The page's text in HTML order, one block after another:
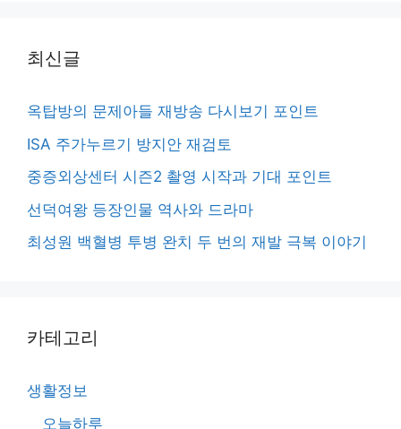
최신글
옥탑방의 문제아들 재방송 다시보기 포인트
ISA 주가누르기 방지안 재검토
중증외상센터 시즌2 촬영 시작과 기대 포인트
선덕여왕 등장인물 역사와 드라마
최성원 백혈병 투병 완치 두 번의 재발 극복 이야기
카테고리
생활정보
오늘하루